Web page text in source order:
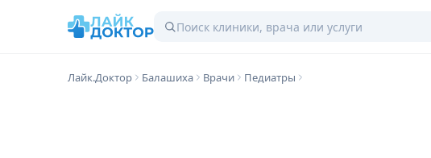
Лайк.Доктор Балашиха Врачи Педиатры